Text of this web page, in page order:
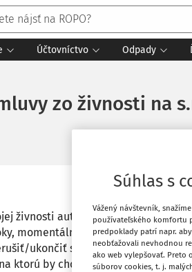
Účtovníctvo Odpady
zo živnosti na
živnosti automobil obstaraný
momentálne uplynul prvý rok (v
ukončiť svoju živnosť a chce si
ktorú by chcel postúpiť tento lízing
Súhlas s
Vážený návštevník,
používateľského komfortu
predpoklady patrí napr.
neobťažovali nevhodnou
ako web vylepšovať. Preto
súborov cookies, t. j.